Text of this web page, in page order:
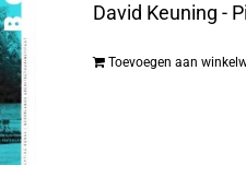
David Keuning -
Toevoegen aan